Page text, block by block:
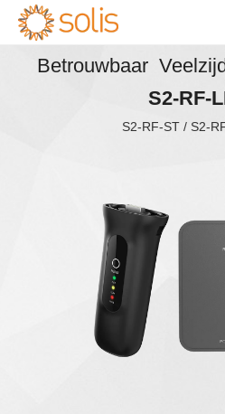
Betrouwbaar
S2-RF-
S2-RF-ST / S2-